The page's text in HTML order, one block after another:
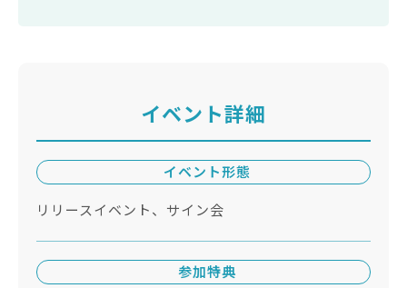
イベント詳細
イベント形態
リリースイベント、サイン会
参加特典